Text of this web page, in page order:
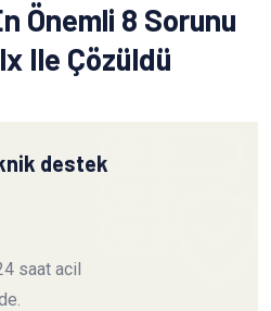
Önemli 8 Sorunu
Ile Çözüldü
destek
saat acil